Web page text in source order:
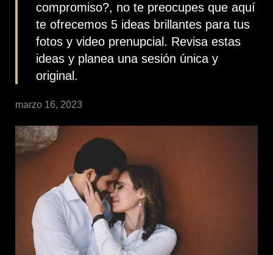
compromiso?, no te preocupes que aquí
te ofrecemos 5 ideas brillantes para tus
fotos y video prenupcial. Revisa estas
ideas y planea una sesión única y
original.
marzo 16, 2023